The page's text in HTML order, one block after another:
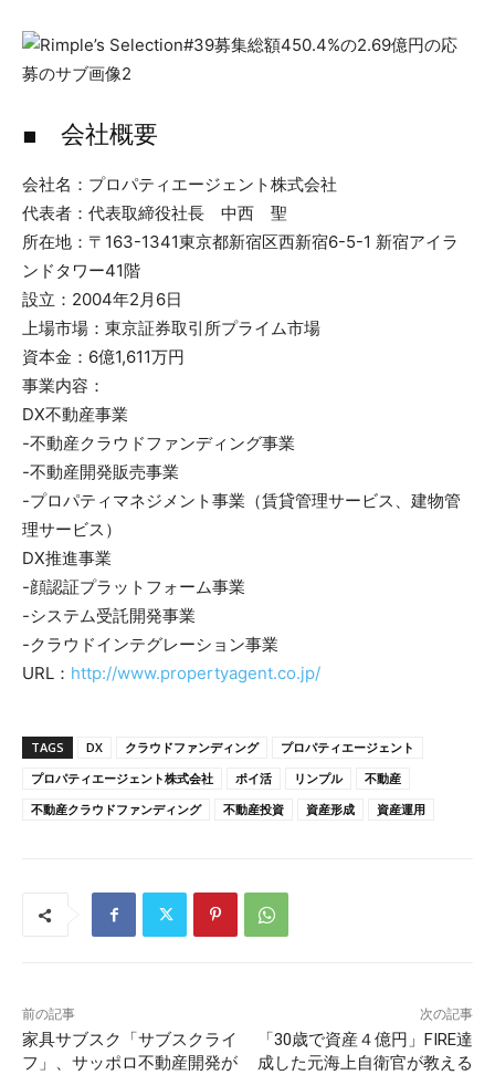
■ 会社概要
会社名：プロパティエージェント株式会社
代表者：代表取締役社長 中西 聖
所在地：〒163-1341東京都新宿区西新宿6-5-1 新宿アイラ
ンドタワー41階
設立：2004年2月6日
上場市場：東京証券取引所プライム市場
資本金：6億1,611万円
事業内容：
DX不動産事業
-不動産クラウドファンディング事業
-不動産開発販売事業
-プロパティマネジメント事業（賃貸管理サービス、建物管
理サービス）
DX推進事業
-顔認証プラットフォーム事業
-システム受託開発事業
-クラウドインテグレーション事業
URL： http://www.propertyagent.co.jp/
TAGS DX クラウドファンディング
プロパティエージェント
プロパティエージェント株式会社
ポイ活 リンプル
不動産
不動産クラウドファンディング
不動産投資 資産形成 資産運用
前の記事
家具サブスク「サブスクライ
フ」、サッポロ不動産開発が
次の記事
「30歳で資産４億円」FIRE達
成した元海上自衛官が教える